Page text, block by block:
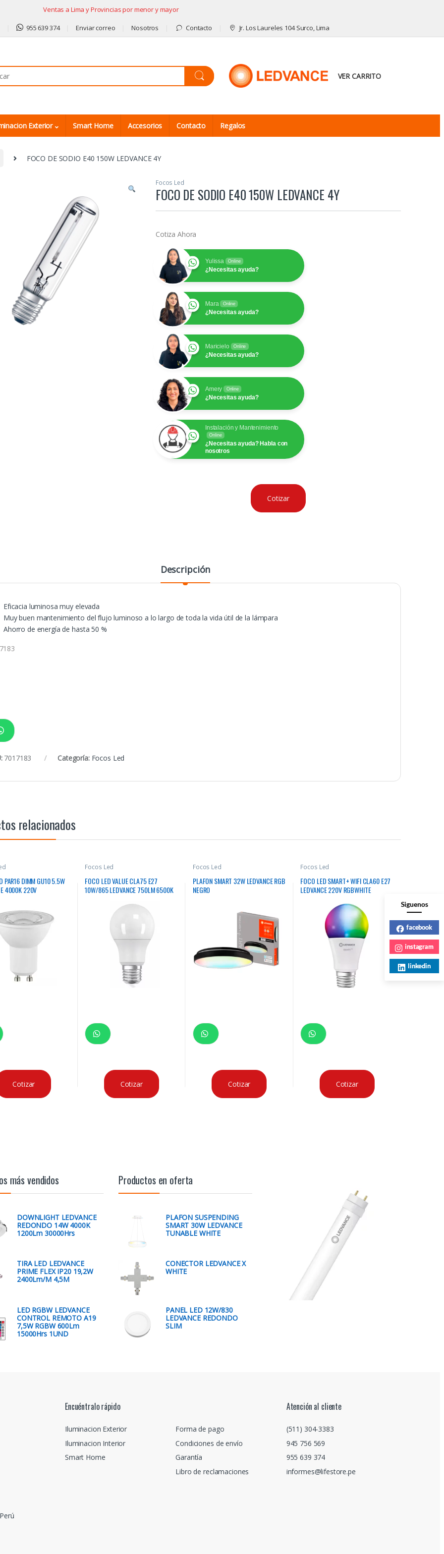
Ventas a Lima y Provincias por menor y mayor
955 639 374 Enviar correo Nosotros Contacto Jr. Los Laureles 104 Surco, Lima
VER CARRITO
Exterior Smart Home Accesorios Contacto Regalos
FOCO DE SODIO E40 150W LEDVANCE 4Y
Focos Led
FOCO DE SODIO E40 150W LEDVANCE 4Y
Cotiza Ahora
Yulissa Online
¿Necesitas ayuda?
Mara Online
¿Necesitas ayuda?
Maricielo Online
¿Necesitas ayuda?
Amery Online
¿Necesitas ayuda?
Instalación y Mantenimiento
Online
¿Necesitas ayuda? Habla con
nosotros
Cotizar
Descripción
Eficacia luminosa muy elevada
Muy buen mantenimiento del flujo luminoso a lo largo de toda la vida útil de la lámpara
Ahorro de energía de hasta 50 %
7017183 Categoría: Focos Led
relacionados
PAR16 DIMM GU10 5.5W
4000K 220V
Cotizar
Focos Led
FOCO LED VALUE CLA75 E27
10W/865 LEDVANCE 750LM 6500K
Cotizar
Focos Led
PLAFON SMART 32W LEDVANCE RGB
NEGRO
Cotizar
Focos Led
FOCO LED SMART+ WIFI CLA60 E27
LEDVANCE 220V RGBWHITE
Cotizar
más vendidos
DOWNLIGHT LEDVANCE
REDONDO 14W 4000K
1200Lm 30000Hrs
TIRA LED LEDVANCE
PRIME FLEX IP20 19,2W
2400Lm/M 4,5M
LED RGBW LEDVANCE
CONTROL REMOTO A19
7,5W RGBW 600Lm
15000Hrs 1UND
Productos en oferta
PLAFON SUSPENDING
SMART 30W LEDVANCE
TUNABLE WHITE
CONECTOR LEDVANCE X
WHITE
PANEL LED 12W/830
LEDVANCE REDONDO
SLIM
Encuéntralo rápido
Iluminacion Exterior
Iluminacion Interior
Smart Home
Forma de pago
Condiciones de envío
Garantía
Libro de reclamaciones
Atención al cliente
(511) 304-3383
945 756 569
955 639 374
informes@lifestore.pe
Siguenos
facebook
instagram
linkedin